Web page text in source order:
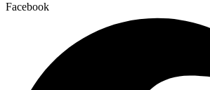
Facebook